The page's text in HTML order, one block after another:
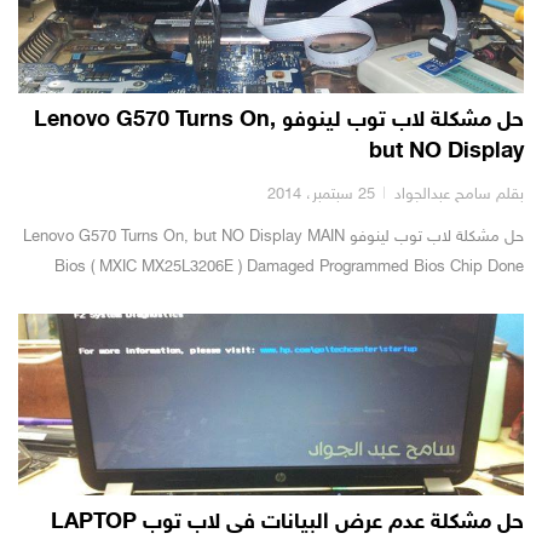
حل مشكلة لاب توب لينوفو Lenovo G570 Turns On,
but NO Display
بقلم سامح عبدالجواد 25 سبتمبر، 2014
حل مشكلة لاب توب لينوفو Lenovo G570 Turns On, but NO Display MAIN
Bios ( MXIC MX25L3206E ) Damaged Programmed Bios Chip Done
حل مشكلة عدم عرض البيانات فى لاب توب LAPTOP